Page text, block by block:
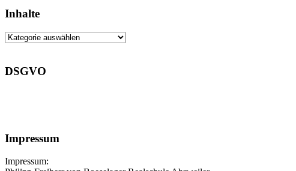
Inhalte
Inhalte
DSGVO
Impressum
Impressum: